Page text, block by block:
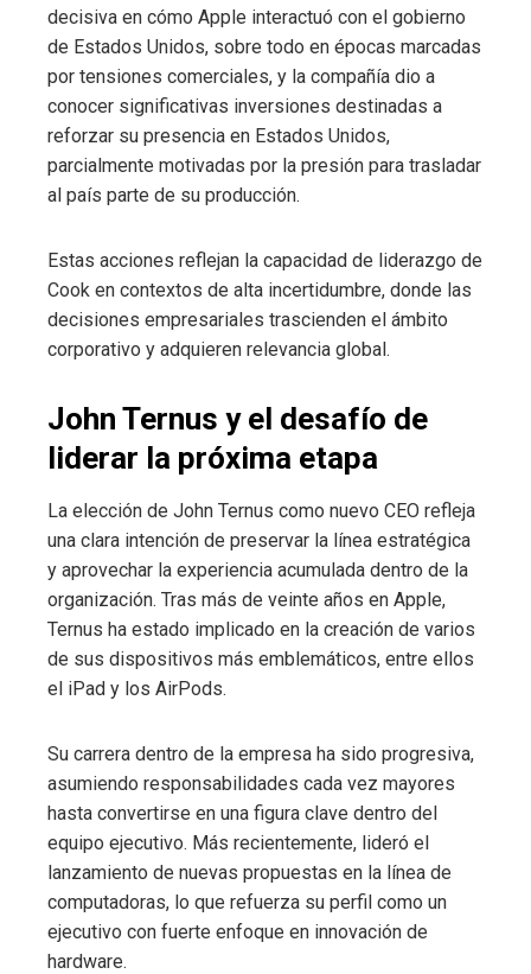
decisiva en cómo Apple interactuó con el gobierno
de Estados Unidos, sobre todo en épocas marcadas
por tensiones comerciales, y la compañía dio a
conocer significativas inversiones destinadas a
reforzar su presencia en Estados Unidos,
parcialmente motivadas por la presión para trasladar
al país parte de su producción.
Estas acciones reflejan la capacidad de liderazgo de
Cook en contextos de alta incertidumbre, donde las
decisiones empresariales trascienden el ámbito
corporativo y adquieren relevancia global.
John Ternus y el desafío de
liderar la próxima etapa
La elección de John Ternus como nuevo CEO refleja
una clara intención de preservar la línea estratégica
y aprovechar la experiencia acumulada dentro de la
organización. Tras más de veinte años en Apple,
Ternus ha estado implicado en la creación de varios
de sus dispositivos más emblemáticos, entre ellos
el iPad y los AirPods.
Su carrera dentro de la empresa ha sido progresiva,
asumiendo responsabilidades cada vez mayores
hasta convertirse en una figura clave dentro del
equipo ejecutivo. Más recientemente, lideró el
lanzamiento de nuevas propuestas en la línea de
computadoras, lo que refuerza su perfil como un
ejecutivo con fuerte enfoque en innovación de
hardware.